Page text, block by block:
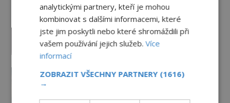
Podivné události roku 2023: Jsou
Američané v obležení UFO?
PREMIUM 27.7.2026
Nad australským městem
„tančila“ záhadná světla
analytickými partnery, kteří je mohou
kombinovat s dalšími informacemi, které
jste jim poskytli nebo které shromáždili při
vašem používání jejich služeb.Více
informací
ZOBRAZIT VŠECHNY PARTNERY (1616)
→